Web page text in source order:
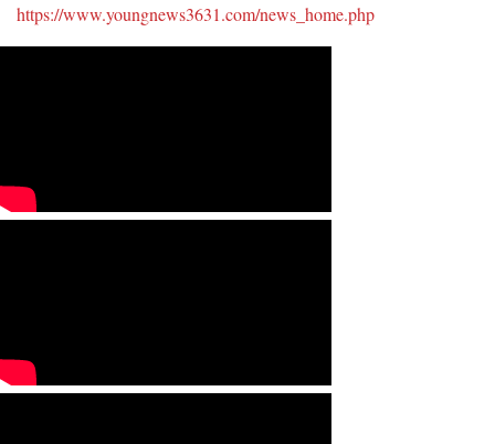
https://www.youngnews3631.com/news_home.php